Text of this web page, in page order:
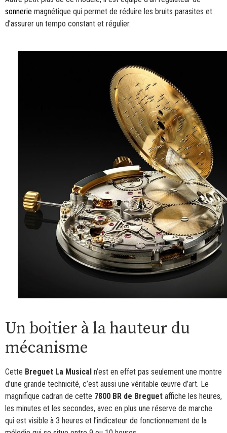
sonnerie magnétique qui permet de réduire les bruits parasites et
d’assurer un tempo constant et régulier.
Un boitier à la hauteur du
mécanisme
Cette Breguet La Musical n’est en effet pas seulement une montre
d’une grande technicité, c’est aussi une véritable œuvre d’art. Le
magnifique cadran de cette 7800 BR de Breguet affiche les heures,
les minutes et les secondes, avec en plus une réserve de marche
qui est visible à 3 heures et l’indicateur de fonctionnement de la